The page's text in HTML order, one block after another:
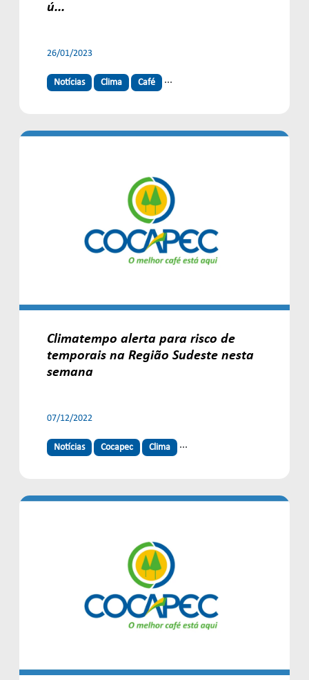
ú...
26/01/2023
Notícias Clima Café ...
Climatempo alerta para risco de
temporais na Região Sudeste nesta
semana
07/12/2022
Notícias Cocapec Clima ...